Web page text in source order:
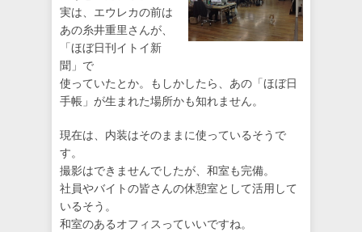
実は、エウレカの前は
あの糸井重里さんが、
「ほぼ日刊イトイ新
聞」で
使っていたとか。もしかしたら、あの「ほぼ日
手帳」が生まれた場所かも知れません。
現在は、内装はそのままに使っているそうで
す。
撮影はできませんでしたが、和室も完備。
社員やバイトの皆さんの休憩室として活用して
いるそう。
和室のあるオフィスっていいですね。